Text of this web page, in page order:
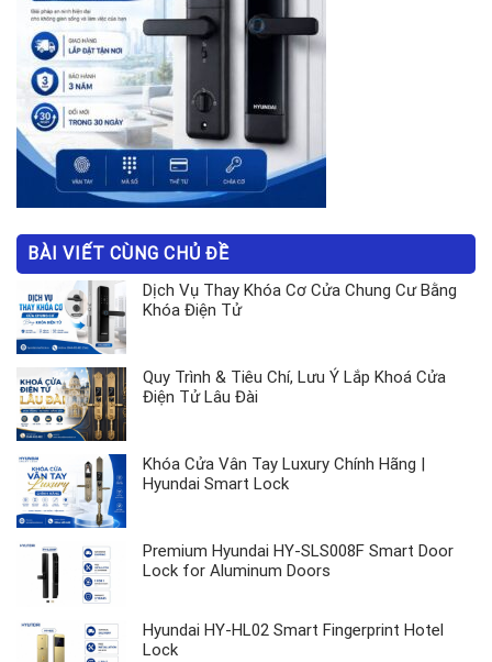
BÀI VIẾT CÙNG CHỦ ĐỀ
Dịch Vụ Thay Khóa Cơ Cửa Chung Cư Bằng
Khóa Điện Tử
Quy Trình & Tiêu Chí, Lưu Ý Lắp Khoá Cửa
Điện Tử Lâu Đài
Khóa Cửa Vân Tay Luxury Chính Hãng |
Hyundai Smart Lock
Premium Hyundai HY-SLS008F Smart Door
Lock for Aluminum Doors
Hyundai HY-HL02 Smart Fingerprint Hotel
Lock